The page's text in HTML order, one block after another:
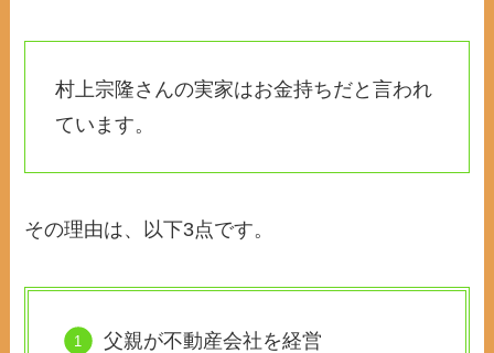
村上宗隆さんの実家はお金持ちだと言われ
ています。
その理由は、以下3点です。
父親が不動産会社を経営